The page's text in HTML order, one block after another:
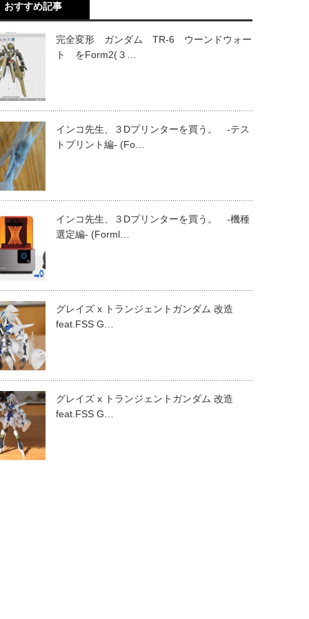
おすすめ記事
完全変形 ガンダム TR-6 ウーンドウォー
ト をForm2(３…
インコ先生、３Dプリンターを買う。 -テス
トプリント編- (Fo…
インコ先生、３Dプリンターを買う。 -機種
選定編- (Forml…
グレイズ x トランジェントガンダム 改造
feat.FSS G…
グレイズ x トランジェントガンダム 改造
feat.FSS G…